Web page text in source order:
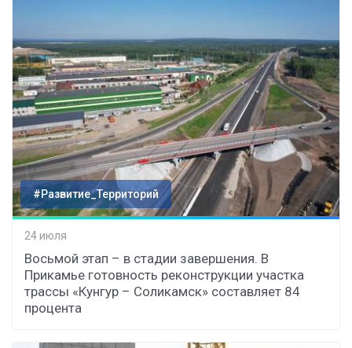
#Развитие_Территорий
24 июля
Восьмой этап – в стадии завершения. В
Прикамье готовность реконструкции участка
трассы «Кунгур – Соликамск» составляет 84
процента